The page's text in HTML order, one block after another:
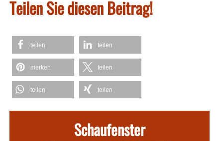
Teilen Sie diesen Beitrag!
teilen teilen
merken teilen
teilen teilen
Schaufenster